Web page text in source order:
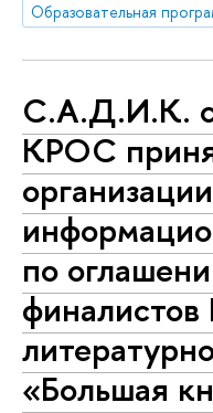
С.А.Д.И.К.
КРОС
организации
по
«Большая